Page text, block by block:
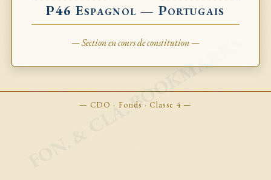
FON. & CLA. BOOKMARKS
P46 Espagnol — Portugais
— Section en cours de constitution —
— CDO · Fonds · Classe 4 —